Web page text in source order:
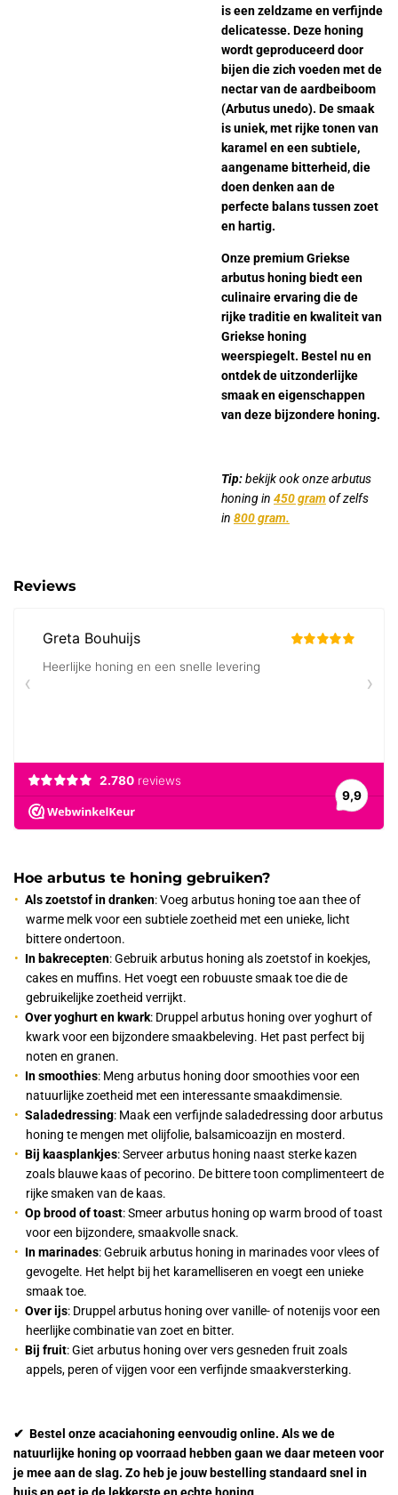
is een zeldzame en verfijnde
delicatesse. Deze honing
wordt geproduceerd door
bijen die zich voeden met de
nectar van de aardbeiboom
(Arbutus unedo). De smaak
is uniek, met rijke tonen van
karamel en een subtiele,
aangename bitterheid, die
doen denken aan de
perfecte balans tussen zoet
en hartig.
Onze premium Griekse
arbutus honing biedt een
culinaire ervaring die de
rijke traditie en kwaliteit van
Griekse honing
weerspiegelt. Bestel nu en
ontdek de uitzonderlijke
smaak en eigenschappen
van deze bijzondere honing.
Tip:bekijk ook onze arbutus
honing in 450 gramof zelfs
in 800 gram.
Reviews
Hoe arbutus te honing gebruiken?
Als zoetstof in dranken: Voeg arbutus honing toe aan thee of
warme melk voor een subtiele zoetheid met een unieke, licht
bittere ondertoon.
In bakrecepten: Gebruik arbutus honing als zoetstof in koekjes,
cakes en muffins. Het voegt een robuuste smaak toe die de
gebruikelijke zoetheid verrijkt.
Over yoghurt en kwark: Druppel arbutus honing over yoghurt of
kwark voor een bijzondere smaakbeleving. Het past perfect bij
noten en granen.
In smoothies: Meng arbutus honing door smoothies voor een
natuurlijke zoetheid met een interessante smaakdimensie.
Saladedressing: Maak een verfijnde saladedressing door arbutus
honing te mengen met olijfolie, balsamicoazijn en mosterd.
Bij kaasplankjes: Serveer arbutus honing naast sterke kazen
zoals blauwe kaas of pecorino. De bittere toon complimenteert de
rijke smaken van de kaas.
Op brood of toast: Smeer arbutus honing op warm brood of toast
voor een bijzondere, smaakvolle snack.
In marinades: Gebruik arbutus honing in marinades voor vlees of
gevogelte. Het helpt bij het karamelliseren en voegt een unieke
smaak toe.
Over ijs: Druppel arbutus honing over vanille- of notenijs voor een
heerlijke combinatie van zoet en bitter.
Bij fruit: Giet arbutus honing over vers gesneden fruit zoals
appels, peren of vijgen voor een verfijnde smaakversterking.
✔ Bestel onze acaciahoning eenvoudig online. Als we de
natuurlijke honing op voorraad hebben gaan we daar meteen voor
je mee aan de slag. Zo heb je jouw bestelling standaard snel in